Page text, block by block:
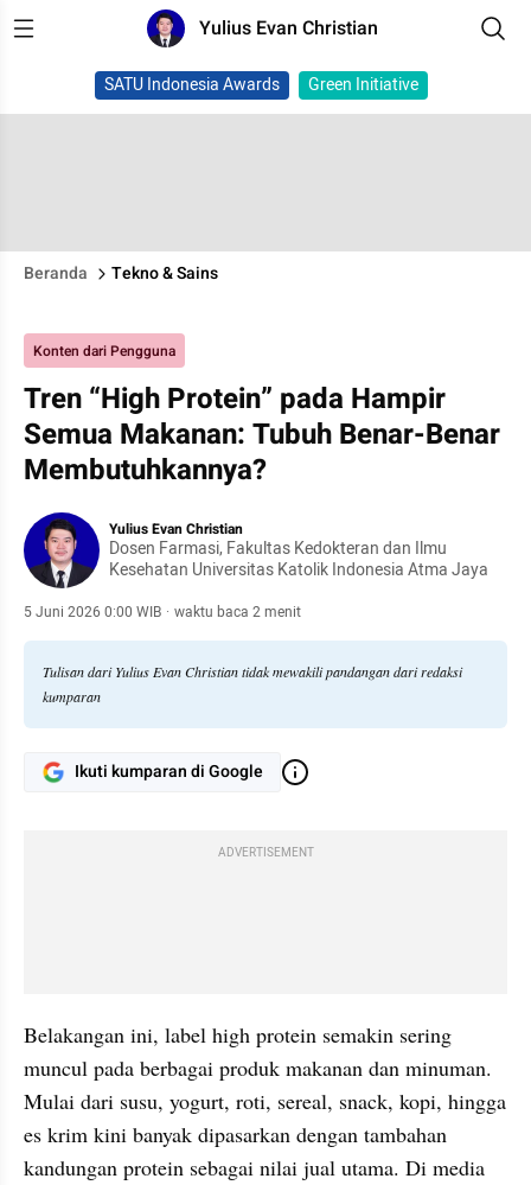
Yulius Evan Christian
SATU Indonesia Awards Green Initiative
Beranda Tekno & Sains
Konten dari Pengguna
Tren “High Protein” pada Hampir
Semua Makanan: Tubuh Benar-Benar
Membutuhkannya?
Yulius Evan Christian
Dosen Farmasi, Fakultas Kedokteran dan Ilmu
Kesehatan Universitas Katolik Indonesia Atma Jaya
5 Juni 2026 0:00 WIB · waktu baca 2 menit
Tulisan dari Yulius Evan Christian tidak mewakili pandangan dari redaksi
kumparan
Ikuti kumparan di Google
ADVERTISEMENT
Belakangan ini, label high protein semakin sering
muncul pada berbagai produk makanan dan minuman.
Mulai dari susu, yogurt, roti, sereal, snack, kopi, hingga
es krim kini banyak dipasarkan dengan tambahan
kandungan protein sebagai nilai jual utama. Di media